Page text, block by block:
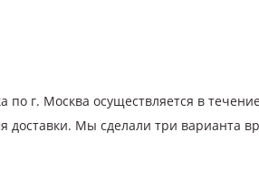
по г. Москва осуществляется в
доставки. Мы сделали три варианта